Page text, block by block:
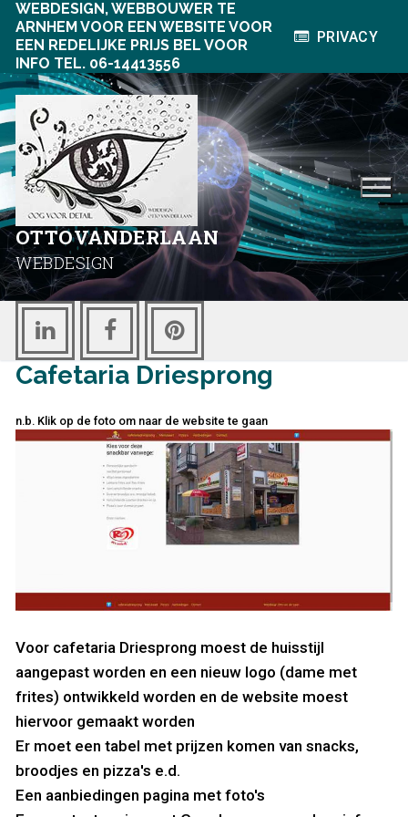
Ga
naar
de
inhoud
WEBDESIGN, WEBBOUWER TE
ARNHEM VOOR EEN WEBSITE VOOR
EEN REDELIJKE PRIJS BEL VOOR
INFO TEL. 06-14413556
PRIVACY
OTTOVANDERLAAN
WEBDESIGN
Cafetaria Driesprong
n.b. Klik op de foto om naar de website te gaan
Voor cafetaria Driesprong moest de huisstijl
aangepast worden en een nieuw logo (dame met
frites) ontwikkeld worden en de website moest
hiervoor gemaakt worden
Er moet een tabel met prijzen komen van snacks,
broodjes en pizza's e.d.
Een aanbiedingen pagina met foto's